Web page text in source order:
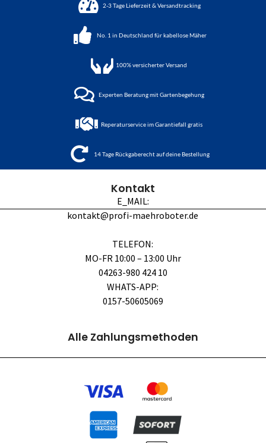
2-3 Tage Lieferzeit & Versandtracking
No. 1 in Deutschland für kabellose Mäher
100%versicherter Versand
Experten Beratung mit Gartenbegehung
Reperaturservice im Garantiefall gratis
14 Tage Rückgaberecht auf deine Bestellung
Kontakt
E_MAIL:
kontakt@profi-maehroboter.de
TELEFON:
MO-FR 10:00 – 13:00 Uhr
04263-980 424 10
WHATS-APP:
0157-50605069
Alle Zahlungsmethoden